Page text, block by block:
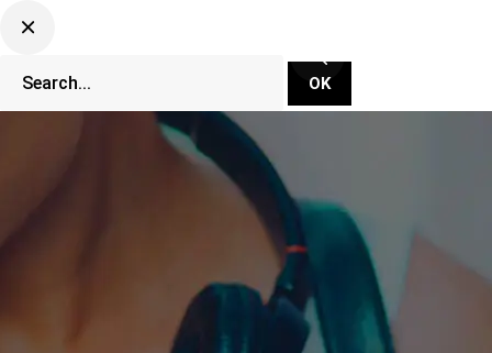
CLUBBING TV NETWORK